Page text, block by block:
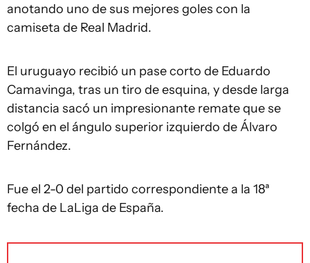
anotando uno de sus mejores goles con la
camiseta de Real Madrid.
El uruguayo recibió un pase corto de Eduardo
Camavinga, tras un tiro de esquina, y desde larga
distancia sacó un impresionante remate que se
colgó en el ángulo superior izquierdo de Álvaro
Fernández.
Fue el 2-0 del partido correspondiente a la 18ª
fecha de LaLiga de España.